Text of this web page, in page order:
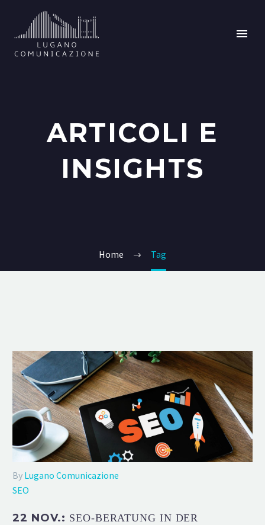
ARTICOLI E
INSIGHTS
Home Tag
By Lugano Comunicazione
SEO
22 NOV.: SEO-BERATUNG IN DER